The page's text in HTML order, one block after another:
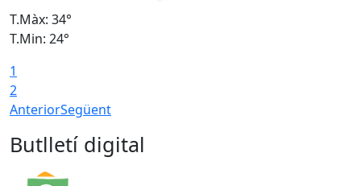
T.Màx: 34°
T.Min: 24°
1
2
AnteriorSegüent
Butlletí digital